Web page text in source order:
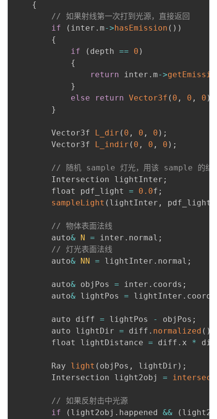
{
// 如果射线第一次打到光源，直接返回
if
( inter . m-> hasEmission ( ) )
{
if
( depth == 0 )
{
return inter . m->
}
else
return Vector3f ( 0 , 0 , 0 )
}
        Vector3f
L_dir ( 0 , 0 , 0 ) ;
        Vector3f
L_indir ( 0 , 0 , 0 ) ;
// 随机 sample 灯光，用该 sample 的结果
        Intersection lightInter
;
        float pdf_light
= 0.0f ;
sampleLight ( lightInter , pdf_light
// 物体表面法线
        auto
& N = inter . normal ;
// 灯光表面法线
        auto
& NN = lightInter . normal ;
        auto
& objPos = inter . coords ;
        auto
& lightPos = lightInter . coords
        auto diff
= lightPos - objPos ;
        auto lightDir
= diff . normalized ( )
        float lightDistance
= diff . x *
        Ray
light ( objPos , lightDir ) ;
        Intersection light2obj
= intersect
// 如果反射击中光源
if
( light2obj . happened && (